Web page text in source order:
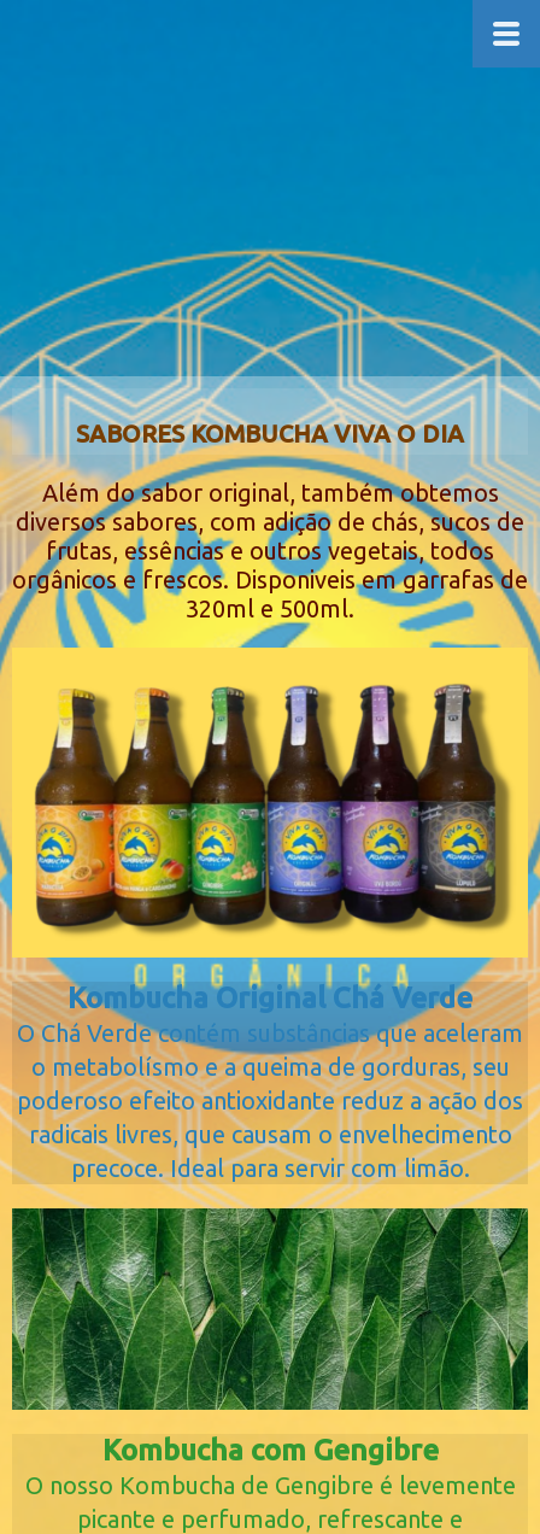
SABORES KOMBUCHA VIVA O DIA
Além do sabor original, também obtemos
diversos sabores, com adição de chás, sucos de
frutas, essências e outros vegetais, todos
orgânicos e frescos. Disponiveis em garrafas de
320ml e 500ml.
Kombucha Original Chá Verde
O Chá Verde contém substâncias que aceleram
o metabolísmo e a queima de gorduras, seu
poderoso efeito antioxidante reduz a ação dos
radicais livres, que causam o envelhecimento
precoce. Ideal para servir com limão.
Kombucha com Gengibre
O nosso Kombucha de Gengibre é levemente
picante e perfumado, refrescante e